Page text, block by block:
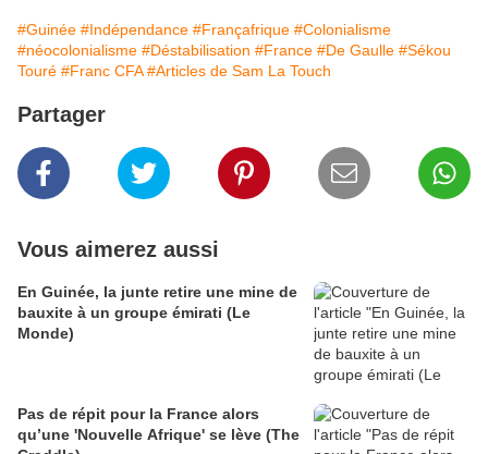
#Guinée #Indépendance #Françafrique #Colonialisme
#néocolonialisme #Déstabilisation #France #De Gaulle #Sékou
Touré #Franc CFA #Articles de Sam La Touch
Partager
Vous aimerez aussi
En Guinée, la junte retire une mine de
bauxite à un groupe émirati (Le
Monde)
Pas de répit pour la France alors
qu’une 'Nouvelle Afrique' se lève (The